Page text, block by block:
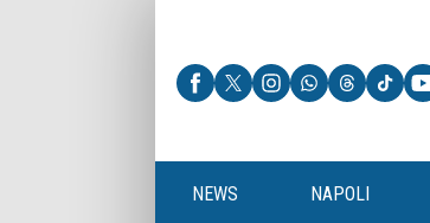
NEWS NAPOLI